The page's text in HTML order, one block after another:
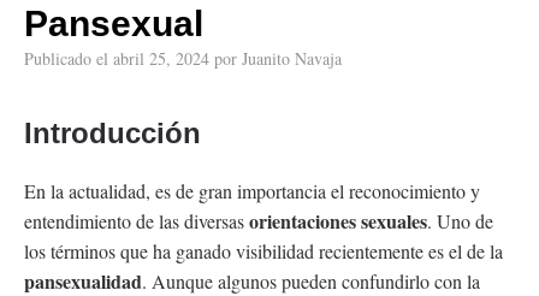
Pansexual
Publicado el abril 25, 2024 por Juanito Navaja
Introducción
En la actualidad, es de gran importancia el reconocimiento y
entendimiento de las diversasorientaciones sexuales. Uno de
los términos que ha ganado visibilidad recientemente es el de la
pansexualidad. Aunque algunos pueden confundirlo con la